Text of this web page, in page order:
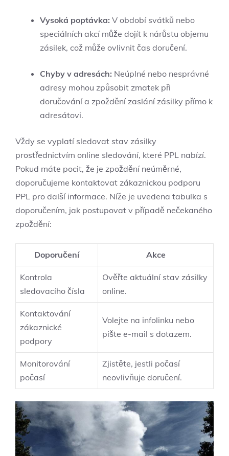
Vysoká poptávka: V období svátků nebo
speciálních akcí může dojít k nárůstu objemu
zásilek, což může ovlivnit čas doručení.
Chyby v adresách: Neúplné nebo nesprávné
adresy mohou způsobit zmatek při
doručování a zpoždění zaslání zásilky přímo k
adresátovi.
Vždy se vyplatí sledovat stav zásilky
prostřednictvím online sledování, které PPL nabízí.
Pokud máte pocit, že je zpoždění neúměrné,
doporučujeme kontaktovat zákaznickou podporu
PPL pro další informace. Níže je uvedena tabulka s
doporučením, jak postupovat v případě nečekaného
zpoždění:
Doporučení Akce
Kontrola
sledovacího čísla
Ověřte aktuální stav zásilky
online.
Kontaktování
zákaznické
podpory
Volejte na infolinku nebo
pište e-mail s dotazem.
Monitorování
počasí
Zjistěte, jestli počasí
neovlivňuje doručení.